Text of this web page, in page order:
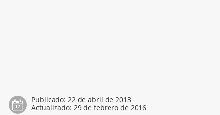
Publicado: 22 de abril de 2013
Actualizado: 29 de febrero de 2016